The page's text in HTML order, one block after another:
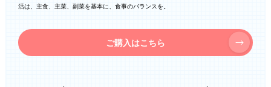
活は、主食、主菜、副菜を基本に、食事のバランスを。
ご購入はこちら